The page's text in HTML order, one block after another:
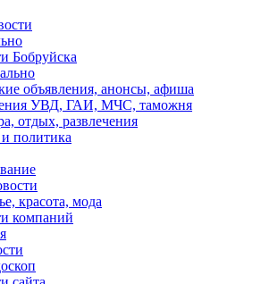
Бобруйска
объявления, анонсы, афиша
УВД, ГАИ, МЧС, таможня
отдых, развлечения
политика
красота, мода
компаний